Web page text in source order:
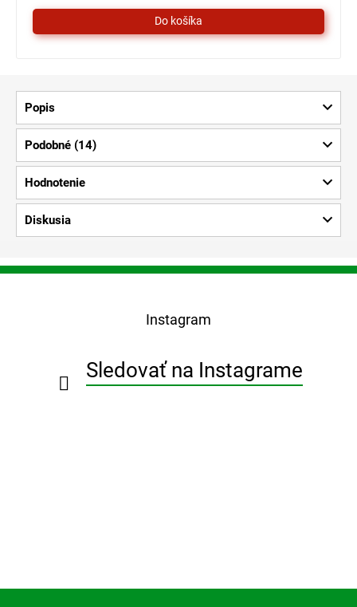
Popis
Podobné (14)
Hodnotenie
Diskusia
Z
Instagram
Sledovať na Instagrame